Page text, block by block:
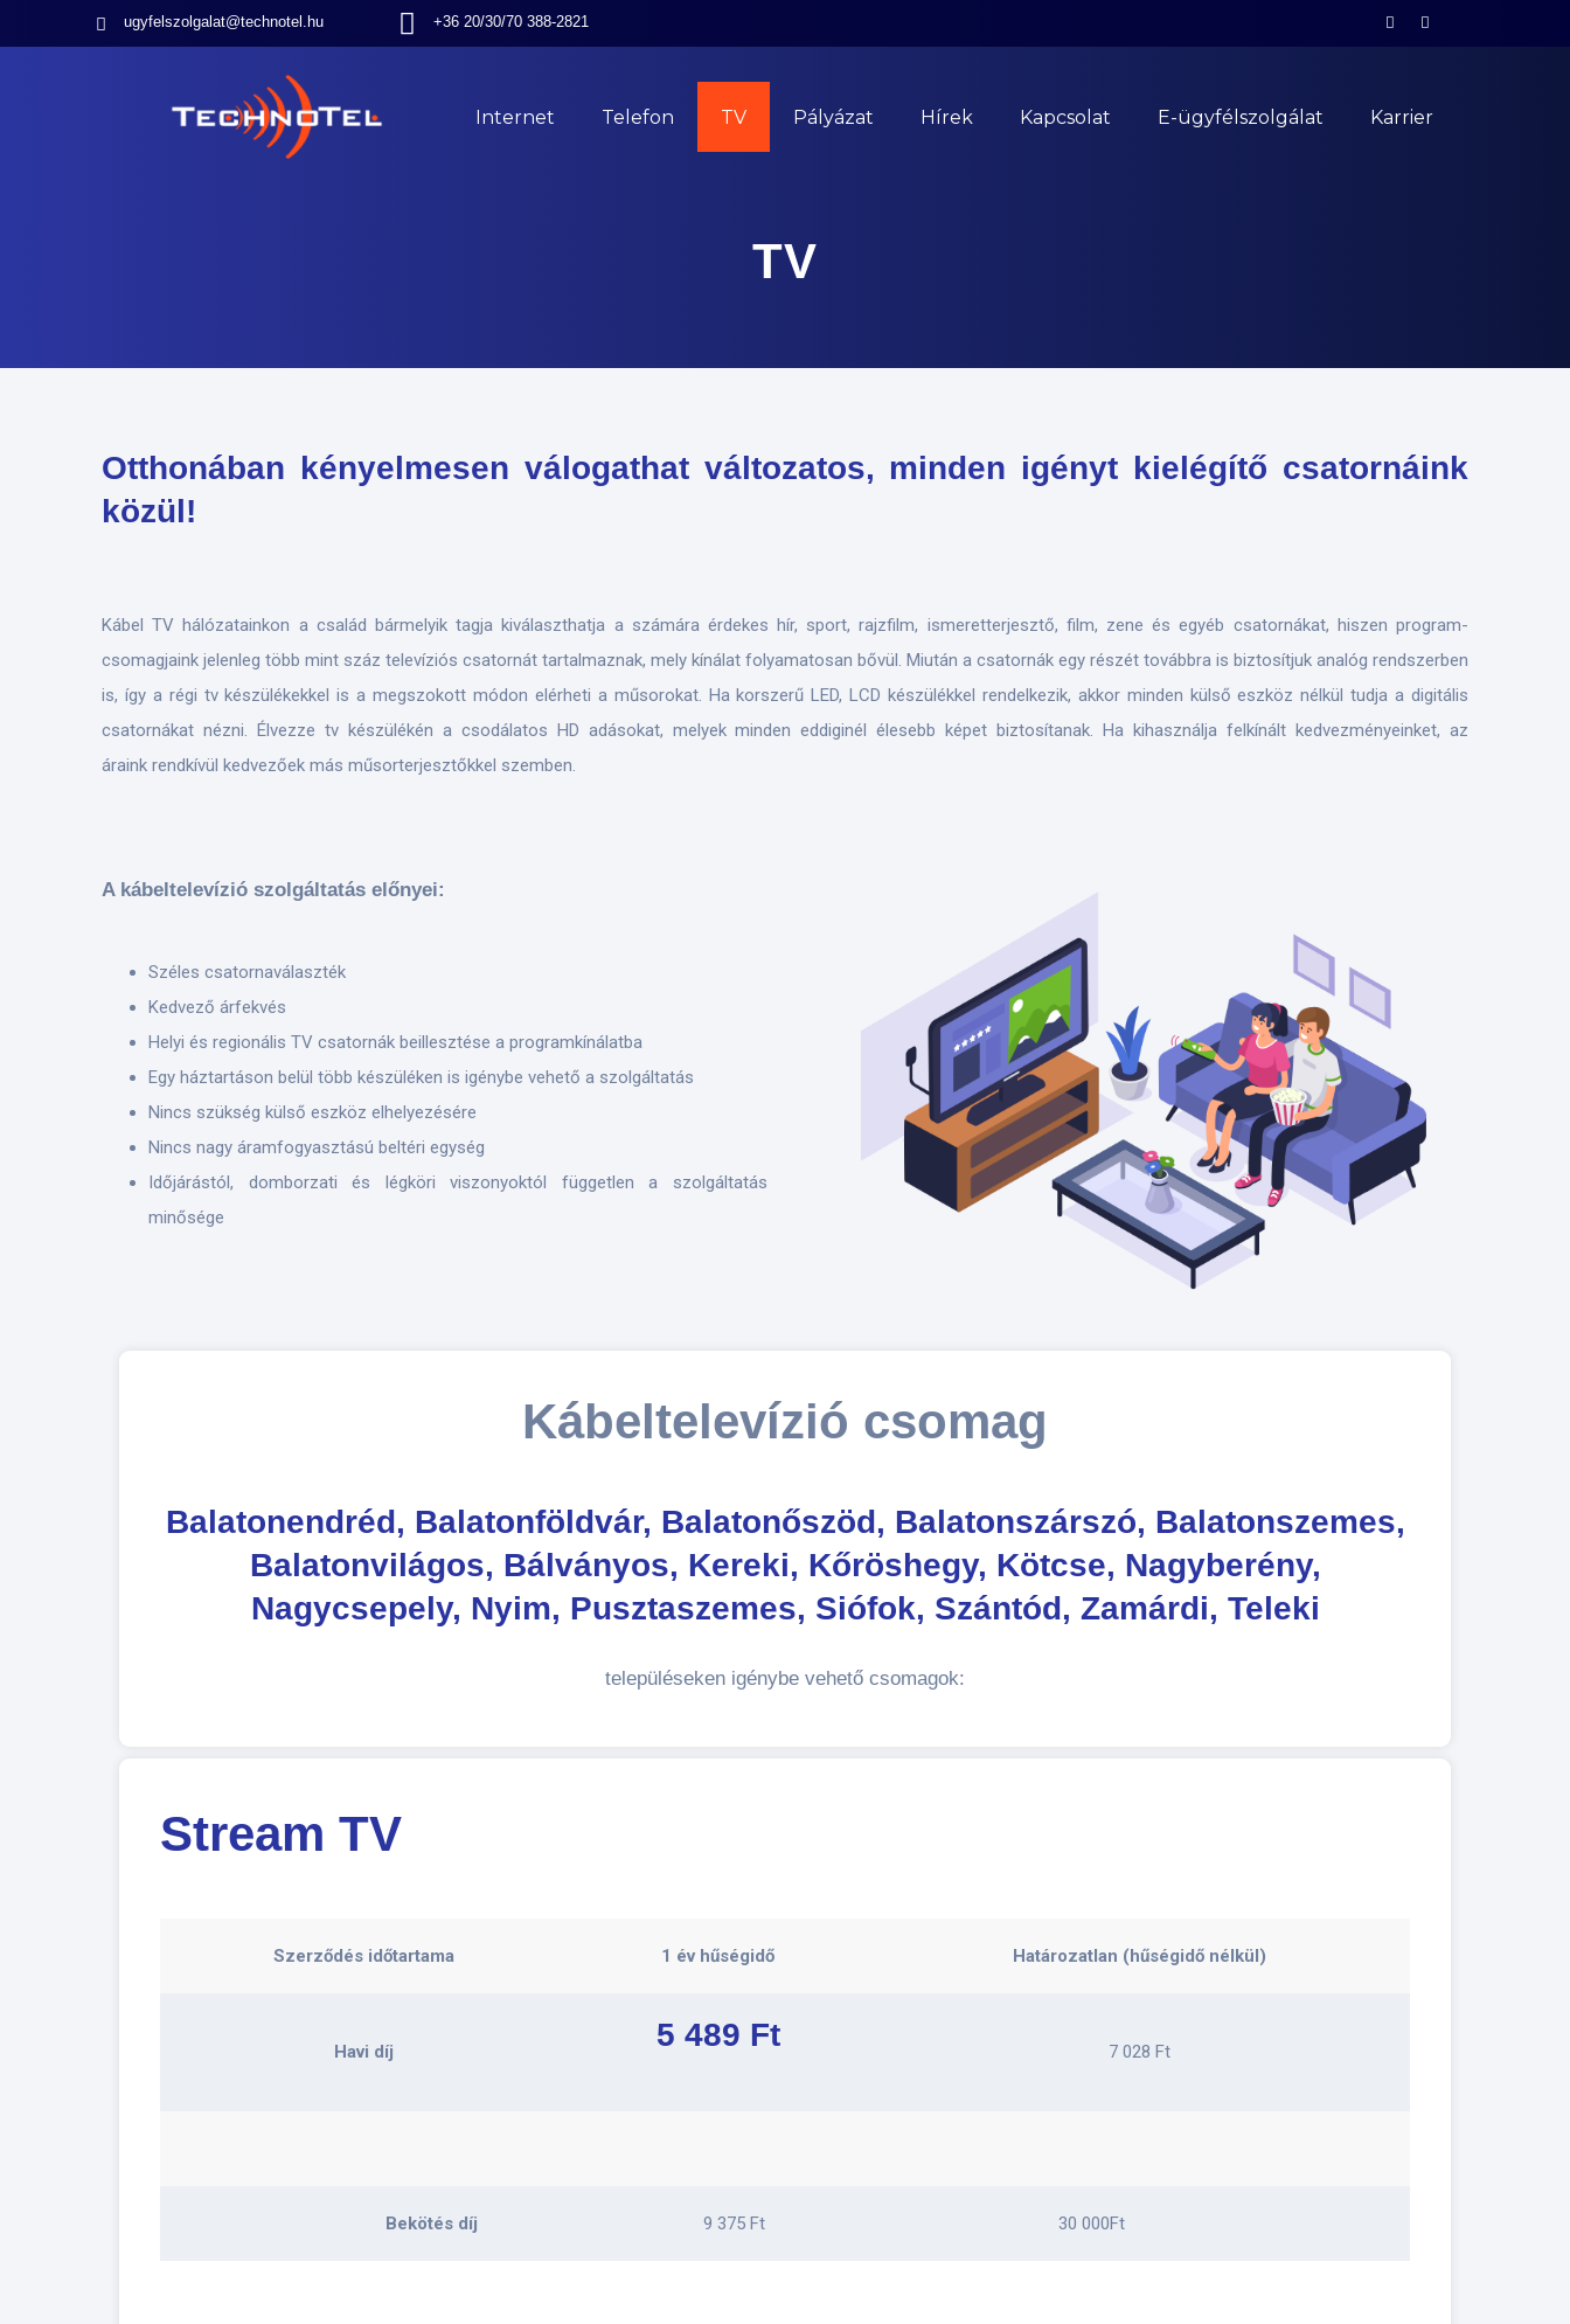
ugyfelszolgalat@technotel.hu +36 20/30/70 388-2821
Internet Telefon TV Pályázat Hírek Kapcsolat E-ügyfélszolgálat Karrier
TV
Otthonában kényelmesen válogathat változatos, minden igényt kielégítő csatornáink
közül!
Kábel TV hálózatainkon a család bármelyik tagja kiválaszthatja a számára érdekes hír, sport, rajzfilm, ismeretterjesztő, film, zene és egyéb csatornákat, hiszen program-
csomagjaink jelenleg több mint száz televíziós csatornát tartalmaznak, mely kínálat folyamatosan bővül. Miután a csatornák egy részét továbbra is biztosítjuk analóg rendszerben
is, így a régi tv készülékekkel is a megszokott módon elérheti a műsorokat. Ha korszerű LED, LCD készülékkel rendelkezik, akkor minden külső eszköz nélkül tudja a digitális
csatornákat nézni. Élvezze tv készülékén a csodálatos HD adásokat, melyek minden eddiginél élesebb képet biztosítanak. Ha kihasználja felkínált kedvezményeinket, az
áraink rendkívül kedvezőek más műsorterjesztőkkel szemben.
A kábeltelevízió szolgáltatás előnyei:
Széles csatornaválaszték
Kedvező árfekvés
Helyi és regionális TV csatornák beillesztése a programkínálatba
Egy háztartáson belül több készüléken is igénybe vehető a szolgáltatás
Nincs szükség külső eszköz elhelyezésére
Nincs nagy áramfogyasztású beltéri egység
Időjárástól, domborzati és légköri viszonyoktól független a szolgáltatás
minősége
Kábeltelevízió csomag
Balatonendréd, Balatonföldvár, Balatonőszöd, Balatonszárszó, Balatonszemes,
Balatonvilágos, Bálványos, Kereki, Kőröshegy, Kötcse, Nagyberény,
Nagycsepely, Nyim, Pusztaszemes, Siófok, Szántód, Zamárdi, Teleki
településeken igénybe vehető csomagok:
Stream TV
Szerződés időtartama 1 év hűségidő Határozatlan (hűségidő nélkül)
Havi díj 5 489 Ft 7 028 Ft
Bekötés díj 9 375 Ft 30 000Ft